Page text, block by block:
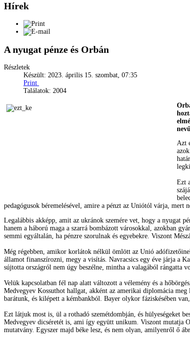
Hírek
A nyugat pénze és Orbán
Részletek
Készült: 2023. április 15. szombat, 07:35
Print
Találatok: 2004
Azt
Ezt
pedagógusok béremelésével, amire a pénzt az Uniótól várja,
Legalábbis akképp, amit az ukránok szemére vet, hogy a nyugat
hanem a háború maga a szarrá bombázott városokkal, azokban
semmi egyáltalán, ha pénzre szorulnak és egyebekre. Viszont
Még régebben, amikor korlátok nélkül ömlött az Unió
államot finanszírozni, megy a visítás. Navracsics egy éve járja a
sújtotta országról nem úgy beszélne, mintha a valagából rángatta
Velük kapcsolatban fél nap alatt változott a vélemény és a
Medvegyev Kossuthot hallgat, akként az amerikai diplomácia
barátunk, és kilépett a kémbankból. Bayer olykor fáziskésében
Ezt látjuk most is, ül a rothadó szemétdombján, és hülyeségeket
Medvegyev dicséretét is, ami így együtt unikum. Viszont mutatja
mutatvány. Egyszer majd béke lesz, és nem olyan, amilyenről ő